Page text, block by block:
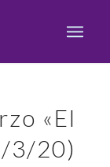
«El
3/20)